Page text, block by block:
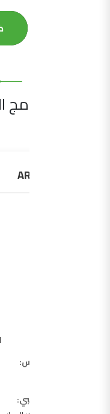
ARAMET.L-K5
منطقة القياس:
المختبر التجريبي: